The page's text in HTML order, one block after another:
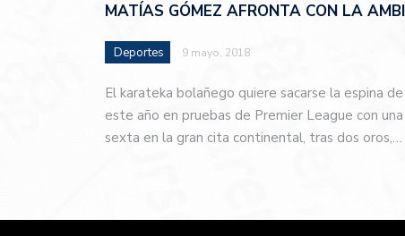
MATÍAS GÓMEZ AFRONTA CON LA
Deportes 9 mayo, 2018
El karateka bolañego quiere sacarse la espina
este año en pruebas de Premier League con
sexta en la gran cita continental, tras dos oros,…